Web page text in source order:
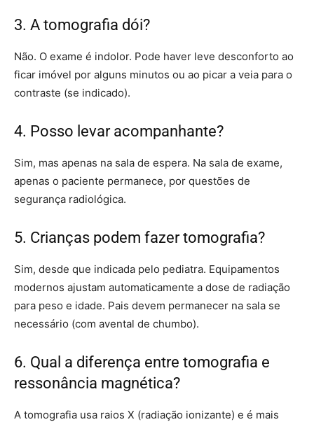
3. A tomografia dói?
Não. O exame é indolor. Pode haver leve desconforto ao
ficar imóvel por alguns minutos ou ao picar a veia para o
contraste (se indicado).
4. Posso levar acompanhante?
Sim, mas apenas na sala de espera. Na sala de exame,
apenas o paciente permanece, por questões de
segurança radiológica.
5. Crianças podem fazer tomografia?
Sim, desde que indicada pelo pediatra. Equipamentos
modernos ajustam automaticamente a dose de radiação
para peso e idade. Pais devem permanecer na sala se
necessário (com avental de chumbo).
6. Qual a diferença entre tomografia e
ressonância magnética?
A tomografia usa raios X (radiação ionizante) e é mais